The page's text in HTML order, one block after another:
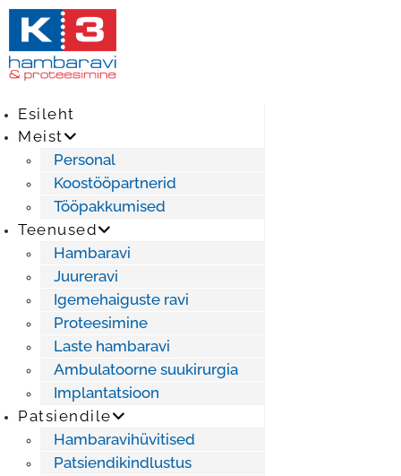
Skip
content
Esileht
Meist
Personal
Koostööpartnerid
Tööpakkumised
Teenused
Hambaravi
Juureravi
Igemehaiguste ravi
Proteesimine
Laste hambaravi
Ambulatoorne suukirurgia
Implantatsioon
Patsiendile
Hambaravihüvitised
Patsiendikindlustus